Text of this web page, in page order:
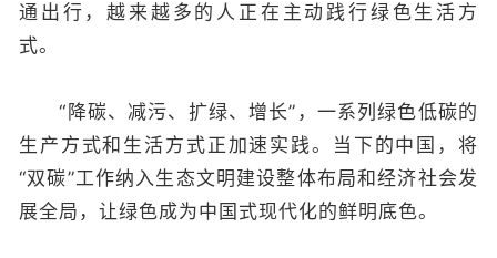
通出行，越来越多的人正在主动践行绿色生活方
式。
“降碳、减污、扩绿、增长”，一系列绿色低碳的
生产方式和生活方式正加速实践。当下的中国，将
“双碳”工作纳入生态文明建设整体布局和经济社会发
展全局，让绿色成为中国式现代化的鲜明底色。